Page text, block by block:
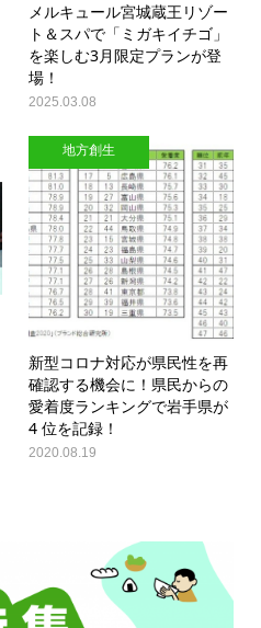
メルキュール宮城蔵王リゾー
ト＆スパで「ミガキイチゴ」
を楽しむ3月限定プランが登
場！
2025.03.08
地方創生
新型コロナ対応が県民性を再
確認する機会に！県民からの
愛着度ランキングで岩手県が
4 位を記録！
2020.08.19